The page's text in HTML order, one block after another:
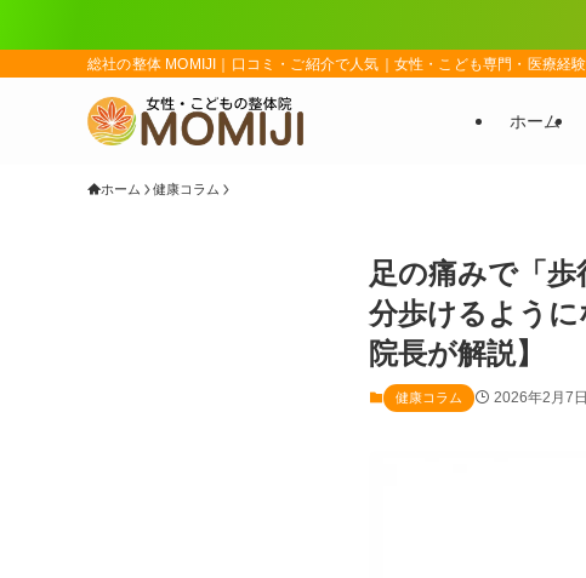
総社の整体 MOMIJI｜口コミ・ご紹介で人気｜女性・こども専門・医療経
ホーム
ホーム 健康コラム
足の痛みで「
分歩けるよう
院長が解説】
健康コラム 2026年2月7日